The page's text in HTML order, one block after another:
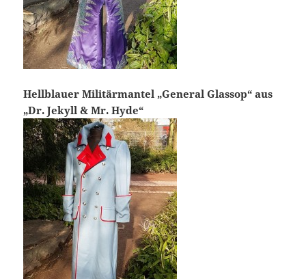
Hellblauer Militärmantel „General Glassop“ aus
„Dr. Jekyll & Mr. Hyde“